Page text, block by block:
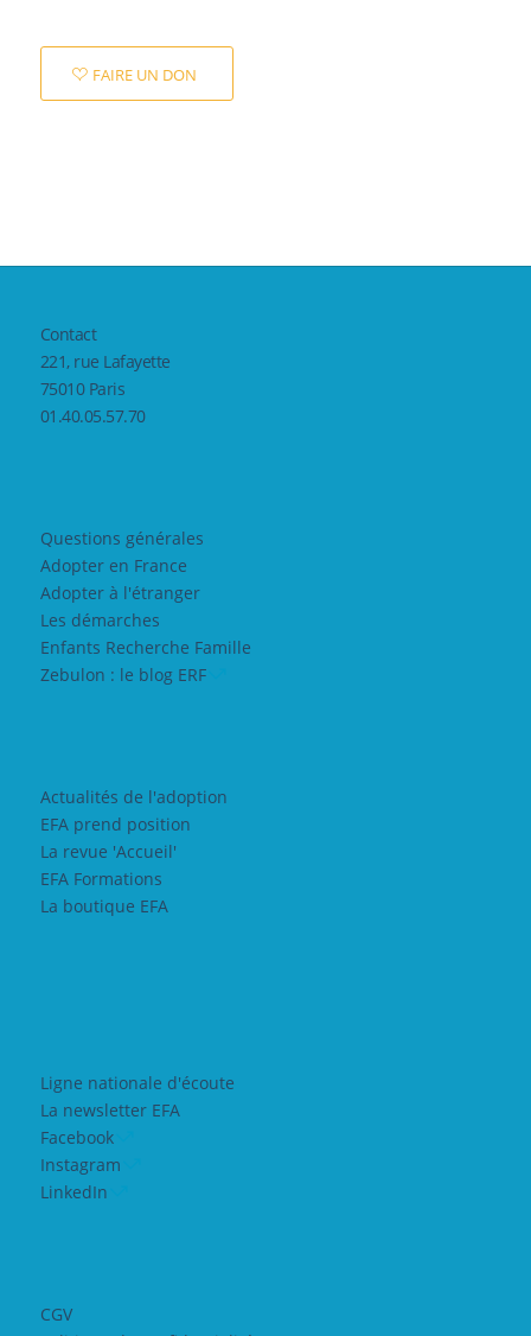
FAIRE UN DON
Contact
221, rue Lafayette
75010 Paris
01.40.05.57.70
Questions générales
Adopter en France
Adopter à l'étranger
Les démarches
Enfants Recherche Famille
Zebulon : le blog ERF
Actualités de l'adoption
EFA prend position
La revue 'Accueil'
EFA Formations
La boutique EFA
Ligne nationale d'écoute
La newsletter EFA
Facebook
Instagram
LinkedIn
CGV